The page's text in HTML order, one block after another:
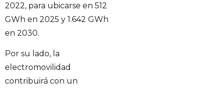
2022, para ubicarse en 512
GWh en 2025 y 1.642 GWh
en 2030.
Por su lado, la
electromovilidad
contribuirá con un